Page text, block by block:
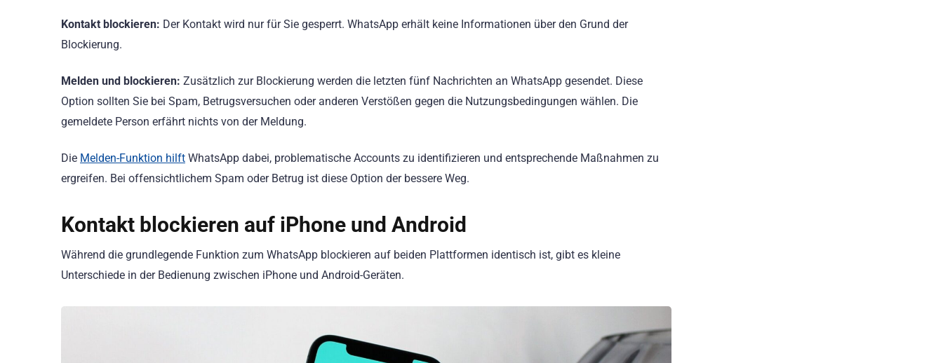
Kontakt blockieren: Der Kontakt wird nur für Sie gesperrt. WhatsApp erhält keine Informationen über den Grund der
Blockierung.
Melden und blockieren: Zusätzlich zur Blockierung werden die letzten fünf Nachrichten an WhatsApp gesendet. Diese
Option sollten Sie bei Spam, Betrugsversuchen oder anderen Verstößen gegen die Nutzungsbedingungen wählen. Die
gemeldete Person erfährt nichts von der Meldung.
Die Melden-Funktion hilft WhatsApp dabei, problematische Accounts zu identifizieren und entsprechende Maßnahmen zu
ergreifen. Bei offensichtlichem Spam oder Betrug ist diese Option der bessere Weg.
Kontakt blockieren auf iPhone und Android
Während die grundlegende Funktion zum WhatsApp blockieren auf beiden Plattformen identisch ist, gibt es kleine
Unterschiede in der Bedienung zwischen iPhone und Android-Geräten.